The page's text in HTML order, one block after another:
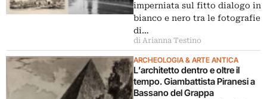
imperniata sul fitto dialogo in
bianco e nero tra le fotografie
di…
di Arianna Testino
ARCHEOLOGIA & ARTE ANTICA
L’architetto dentro e oltre il
tempo. Giambattista Piranesi a
Bassano del Grappa